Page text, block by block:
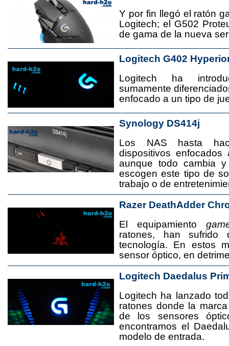
Y por fin llegó el ratón
Logitech; el G502
de gama de la nueva
Logitech G402
Logitech ha
sumamente
enfocado a un tipo de
Synology DS414j
Los NAS hasta
dispositivos
aunque todo cambia
escogen este tipo de
trabajo o de
Razer DeathAdder
El equipamiento
ratones, han sufrido
tecnología. En estos
sensor óptico, en
Logitech Daedalus
Logitech ha lanzado
ratones donde la
de los sensores
encontramos el
modelo de entrada.